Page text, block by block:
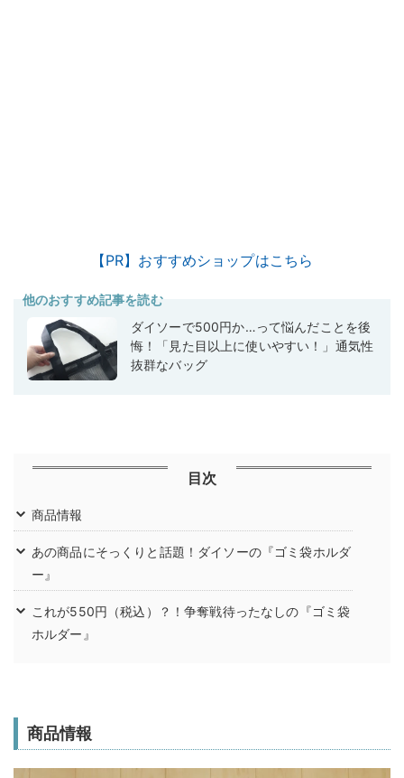
【PR】おすすめショップはこちら
他のおすすめ記事を読む
ダイソーで500円か…って悩んだことを後
悔！「見た目以上に使いやすい！」通気性
抜群なバッグ
目次
商品情報
あの商品にそっくりと話題！ダイソーの『ゴミ袋ホルダ
ー』
これが550円（税込）？！争奪戦待ったなしの『ゴミ袋
ホルダー』
商品情報